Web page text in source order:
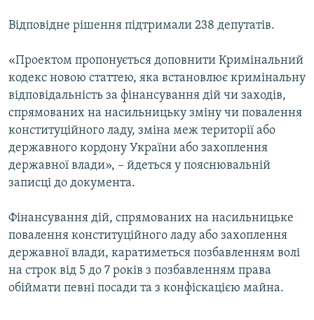
Відповідне рішення підтримали 238 депутатів.
«Проектом пропонується доповнити Кримінальний
кодекс новою статтею, яка встановлює кримінальну
відповідальність за фінансування дій чи заходів,
спрямованих на насильницьку зміну чи повалення
конституційного ладу, зміна меж території або
державного кордону України або захоплення
державної влади», – йдеться у пояснювальній
записці до документа.
Фінансування дій, спрямованих на насильницьке
повалення конституційного ладу або захоплення
державної влади, каратиметься позбавленням волі
на строк від 5 до 7 років з позбавленням права
обіймати певні посади та з конфіскацією майна.